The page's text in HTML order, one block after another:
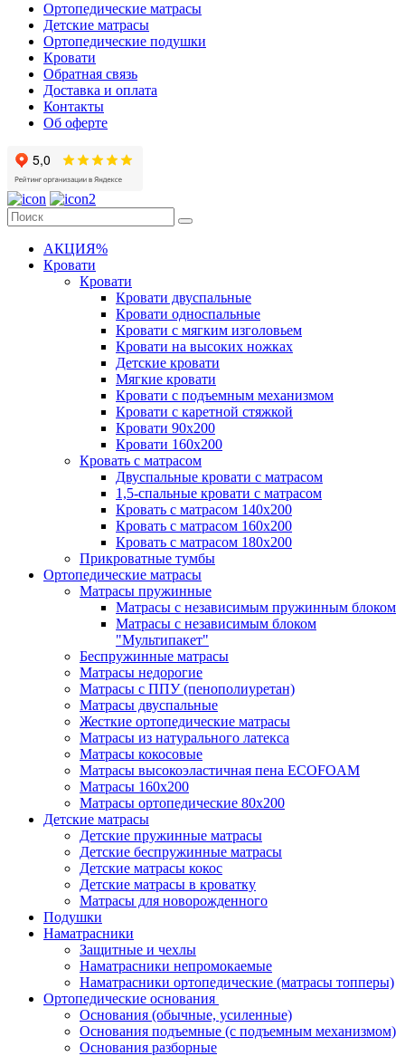
Ортопедические матрасы
Детские матрасы
Ортопедические подушки
Кровати
Обратная связь
Доставка и оплата
Контакты
Об оферте
АКЦИЯ%
Кровати
Кровати
Кровати двуспальные
Кровати односпальные
Кровати с мягким изголовьем
Кровати на высоких ножках
Детские кровати
Мягкие кровати
Кровати с подъемным механизмом
Кровати с каретной стяжкой
Кровати 90х200
Кровати 160х200
Кровать с матрасом
Двуспальные кровати с матрасом
1,5-спальные кровати с матрасом
Кровать с матрасом 140х200
Кровать с матрасом 160х200
Кровать с матрасом 180х200
Прикроватные тумбы
Ортопедические матрасы
Матрасы пружинные
Матрасы с независимым пружинным блоком
Матрасы с независимым блоком
"Мультипакет"
Беспружинные матрасы
Матрасы недорогие
Матрасы с ППУ (пенополиуретан)
Матрасы двуспальные
Жесткие ортопедические матрасы
Матрасы из натурального латекса
Матрасы кокосовые
Матрасы высокоэластичная пена ECOFOAM
Матрасы 160х200
Матрасы ортопедические 80х200
Детские матрасы
Детские пружинные матрасы
Детские беспружинные матрасы
Детские матрасы кокос
Детские матрасы в кроватку
Матрасы для новорожденного
Подушки
Наматрасники
Защитные и чехлы
Наматрасники непромокаемые
Наматрасники ортопедические (матрасы топперы)
Ортопедические основания
Основания (обычные, усиленные)
Основания подъемные (с подъемным механизмом)
Основания разборные